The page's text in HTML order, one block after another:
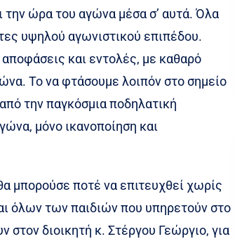
ώρα του αγώνα μέσα σ’ αυτά. Όλα
υψηλού αγωνιστικού επιπέδου.
και εντολές, με καθαρό
Το να φτάσουμε λοιπόν στο σημείο
την παγκόσμια ποδηλατική
μόνο ικανοποίηση και
μπορούσε ποτέ να επιτευχθεί χωρίς
όλων των παιδιών που υπηρετούν στο
στον διοικητή κ. Στέργου Γεώργιο, για